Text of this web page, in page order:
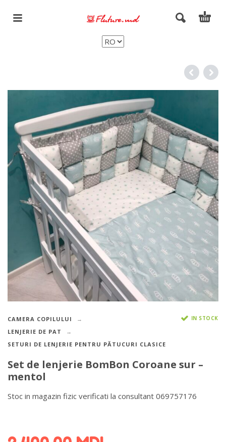
CAMERA COPILULUI
LENJERIE DE PAT
SETURI DE LENJERIE PENTRU PĂTUCURI CLASICE
IN STOCK
Set de lenjerie BomBon Coroane sur –
mentol
Stoc in magazin fizic verificati la consultant 069757176